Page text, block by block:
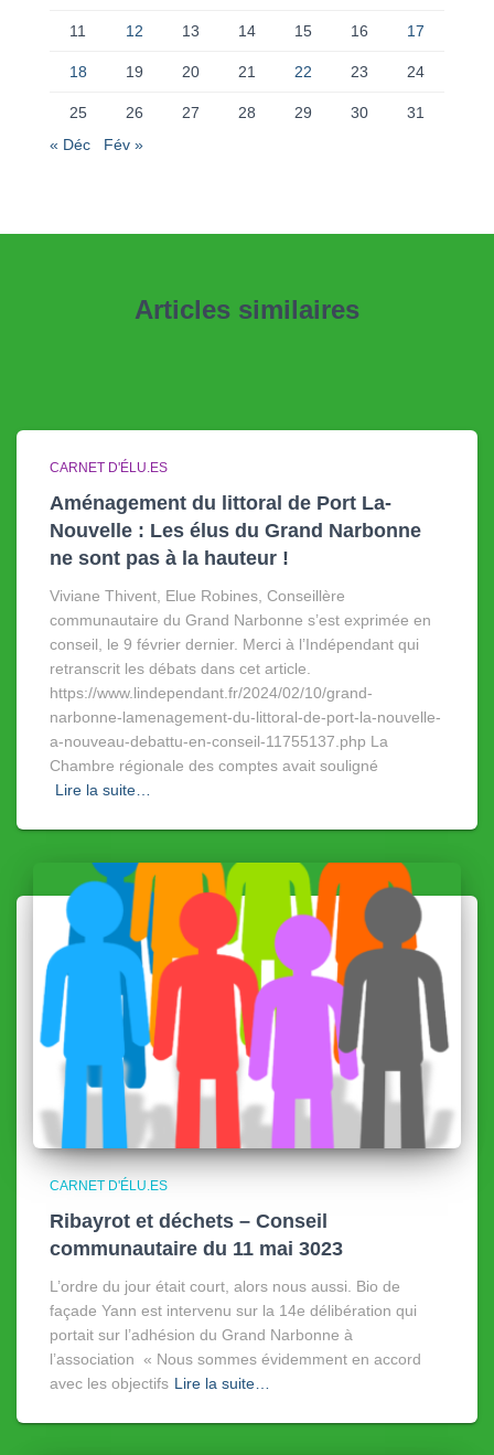
11 12 13 14 15 16 17
18 19 20 21 22 23 24
25 26 27 28 29 30
31
« Déc
Fév »
Articles similaires
CARNET D'ÉLU.ES
Aménagement du littoral de Port La-
Nouvelle : Les élus du Grand Narbonne
ne sont pas à la hauteur !
Viviane Thivent, Elue Robines, Conseillère
communautaire du Grand Narbonne s’est exprimée en
conseil, le 9 février dernier. Merci à l’Indépendant qui
retranscrit les débats dans cet article.
https://www.lindependant.fr/2024/02/10/grand-
narbonne-lamenagement-du-littoral-de-port-la-nouvelle-
a-nouveau-debattu-en-conseil-11755137.php La
Chambre régionale des comptes avait souligné
Lire la suite…
CARNET D'ÉLU.ES
Ribayrot et déchets – Conseil
communautaire du 11 mai 3023
L’ordre du jour était court, alors nous aussi. Bio de
façade Yann est intervenu sur la 14e délibération qui
portait sur l’adhésion du Grand Narbonne à
l’association « Nous sommes évidemment en accord
avec les objectifs Lire la suite…